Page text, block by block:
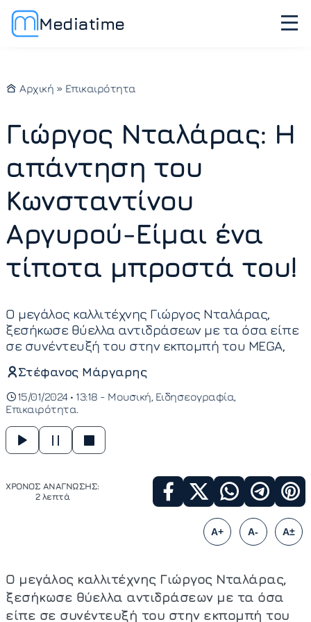
Mediatime
Αρχική » Επικαιρότητα
Γιώργος Νταλάρας: Η
απάντηση του
Κωνσταντίνου
Αργυρού-Είμαι ένα
τίποτα μπροστά του!
Ο μεγάλος καλλιτέχνης Γιώργος Νταλάρας,
ξεσήκωσε θύελλα αντιδράσεων με τα όσα είπε
σε συνέντευξή του στην εκπομπή του MEGA,
Στέφανος Μάργαρης
15/01/2024 • 13:18 - Μουσική Ειδησεογραφία
Επικαιρότητα
ΧΡΟΝΟΣ ΑΝΑΓΝΩΣΗΣ:
2 λεπτά
A+ A- A±
Ο μεγάλος καλλιτέχνης Γιώργος Νταλάρας,
ξεσήκωσε θύελλα αντιδράσεων με τα όσα
είπε σε συνέντευξή του στην εκπομπή του